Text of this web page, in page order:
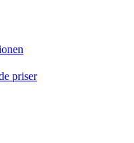
priser